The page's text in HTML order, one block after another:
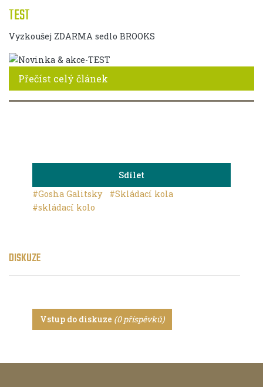
TEST
Vyzkoušej ZDARMA sedlo BROOKS
Přečíst celý článek
Sdílet
#Gosha Galitsky
#Skládací kola
#skládací kolo
DISKUZE
Vstup do diskuze (0 příspěvků)